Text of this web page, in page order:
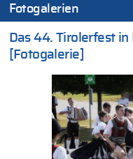
Belgier knackt Jackpot
mehr als 111 Millionen €
08.08.2026 - 08:00
AS Eupen: „Keiner
08.08.2026 - 05:07
In Belgien missachten
Tempolimit in 30er-
08.08.2026 - 02:19 von
In Belgien missachten
Tempolimit in 30er-
Fotogalerien
Das 44. Tirolerfest
[Fotogalerie]